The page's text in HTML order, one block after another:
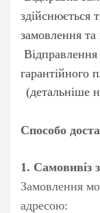
здійснюється
замовлення та
Відправлення
гарантійного
(детальніше
Способо
1. Самовивіз
Замовлення
адресою: